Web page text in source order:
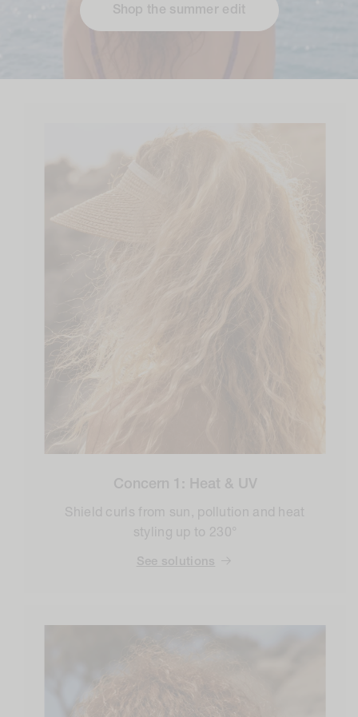
Shop the summer edit
Concern 1: Heat & UV
Shield curls from sun, pollution and heat
styling up to 230°
See solutions